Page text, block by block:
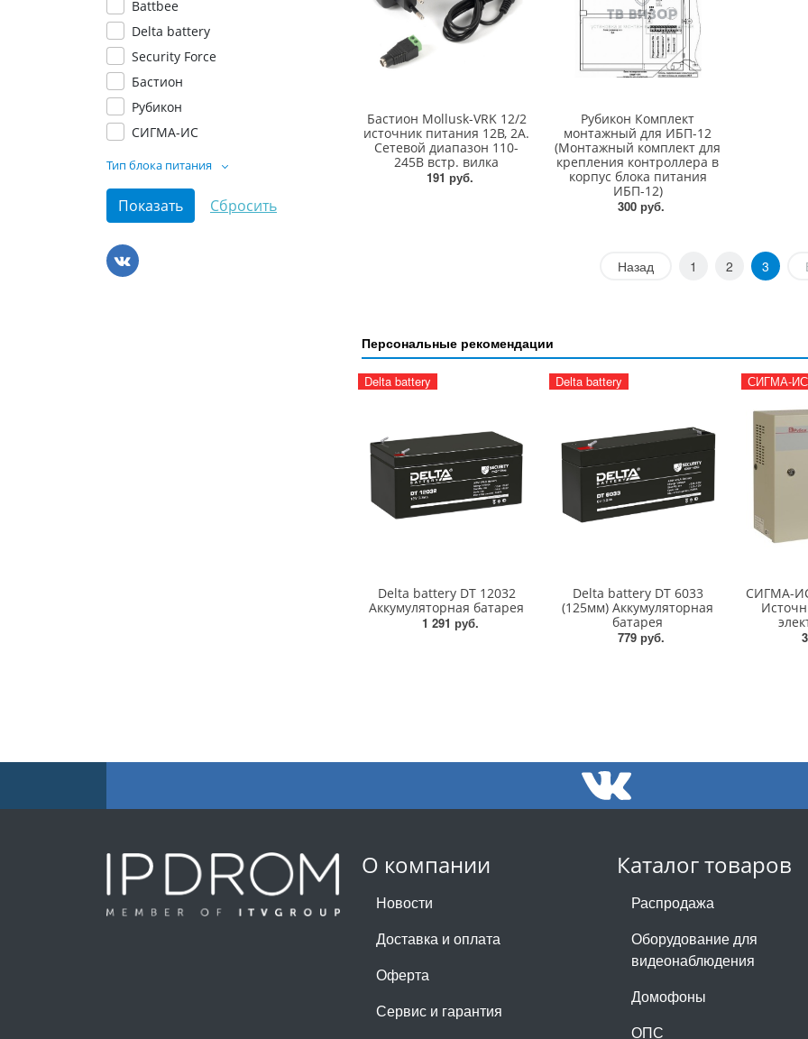
Battbee
Delta battery
Security Force
Бастион
Рубикон
СИГМА-ИС
Тип блока питания
Бастион Mollusk-VRK 12/2
источник питания 12В, 2А.
Сетевой диапазон 110-
245В встр. вилка
191 руб.
Рубикон Комплект
монтажный для ИБП-12
(Монтажный комплект для
крепления контроллера в
корпус блока питания
ИБП-12)
300 руб.
Назад 1 2 3
Персональные рекомендации
Delta battery
Delta battery DT 12032
Аккумуляторная батарея
1 291 руб.
Delta battery
Delta battery DT 6033
(125мм) Аккумуляторная
батарея
779 руб.
СИГМА-ИС
СИГМА-
О компании
Новости
Доставка и оплата
Оферта
Сервис и гарантия
Каталог товаров
Распродажа
Оборудование для
видеонаблюдения
Домофоны
ОПС